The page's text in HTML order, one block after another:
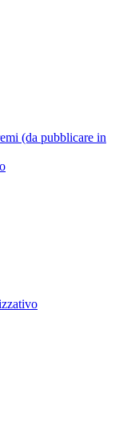
(da pubblicare in